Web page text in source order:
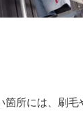
所には、刷毛